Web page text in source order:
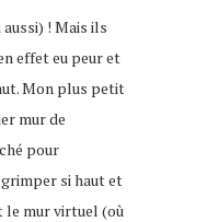
! Mais ils
effet eu peur et
Mon plus petit
mur de
pour
si haut et
mur virtuel (où